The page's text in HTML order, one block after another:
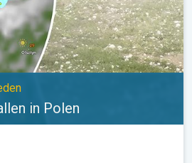
in Polen